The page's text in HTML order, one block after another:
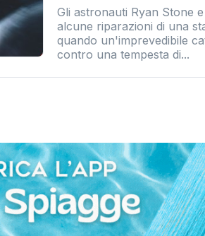
Gli astronauti Ryan Stone
alcune riparazioni di una
quando un'imprevedibile
contro una tempesta di...